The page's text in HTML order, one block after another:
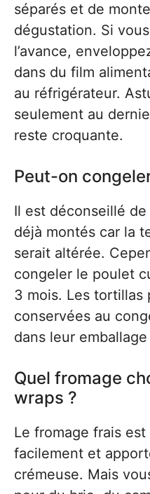
séparés et de
dégustation. Si
l’avance,
dans du film
au réfrigérateur.
seulement au
reste croquante.
Peut-on
Il est déconseillé
déjà montés car la
serait altérée.
congeler le poulet
3 mois. Les tortillas
conservées au
dans leur emballage
Quel fromage
wraps ?
Le fromage frais est
facilement et
crémeuse. Mais